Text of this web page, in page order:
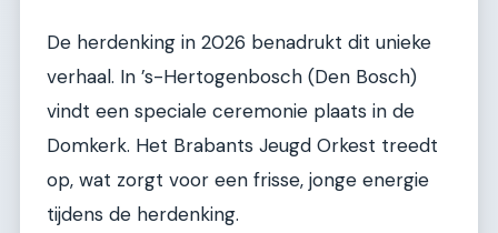
De herdenking in 2026 benadrukt dit unieke
verhaal. In ’s-Hertogenbosch (Den Bosch)
vindt een speciale ceremonie plaats in de
Domkerk. Het Brabants Jeugd Orkest treedt
op, wat zorgt voor een frisse, jonge energie
tijdens de herdenking.